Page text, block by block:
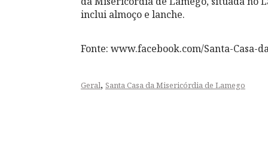
inclui almoço e lanche.
Fonte: www.facebook.com/Santa-Casa-
Geral, Santa Casa da Misericórdia de Lamego